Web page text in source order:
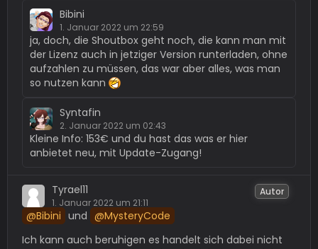
Bibini
1. Januar 2022 um 22:59
ja, doch, die Shoutbox geht noch, die kann man mit
der Lizenz auch in jetziger Version runterladen, ohne
aufzahlen zu müssen, das war aber alles, was man
so nutzen kann
Syntafin
2. Januar 2022 um 02:43
Kleine Info: 153€ und du hast das was er hier
anbietet neu, mit Update-Zugang!
Tyrael11
1. Januar 2022 um 21:11
Autor
Bibini und
MysteryCode
Ich kann auch beruhigen es handelt sich dabei nicht